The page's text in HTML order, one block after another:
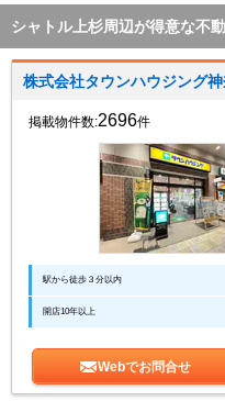
シャトル上杉周辺が得意な不
株式会社タウンハウジング
掲載物件数:2696件
駅から徒歩３分以内
開店10年以上
Webでお問合せ